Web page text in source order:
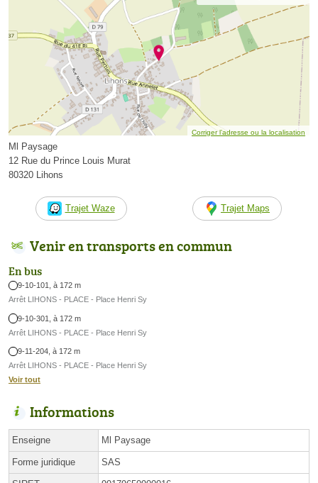
Corriger l’adresse ou la localisation
Ml Paysage
12 Rue du Prince Louis Murat
80320 Lihons
Trajet Waze Trajet Maps
Venir en transports en commun
En bus
9-10-101, à 172 m
Arrêt LIHONS - PLACE - Place Henri Sy
9-10-301, à 172 m
Arrêt LIHONS - PLACE - Place Henri Sy
9-11-204, à 172 m
Arrêt LIHONS - PLACE - Place Henri Sy
Voir tout
Informations
Enseigne Ml Paysage
Forme juridique SAS